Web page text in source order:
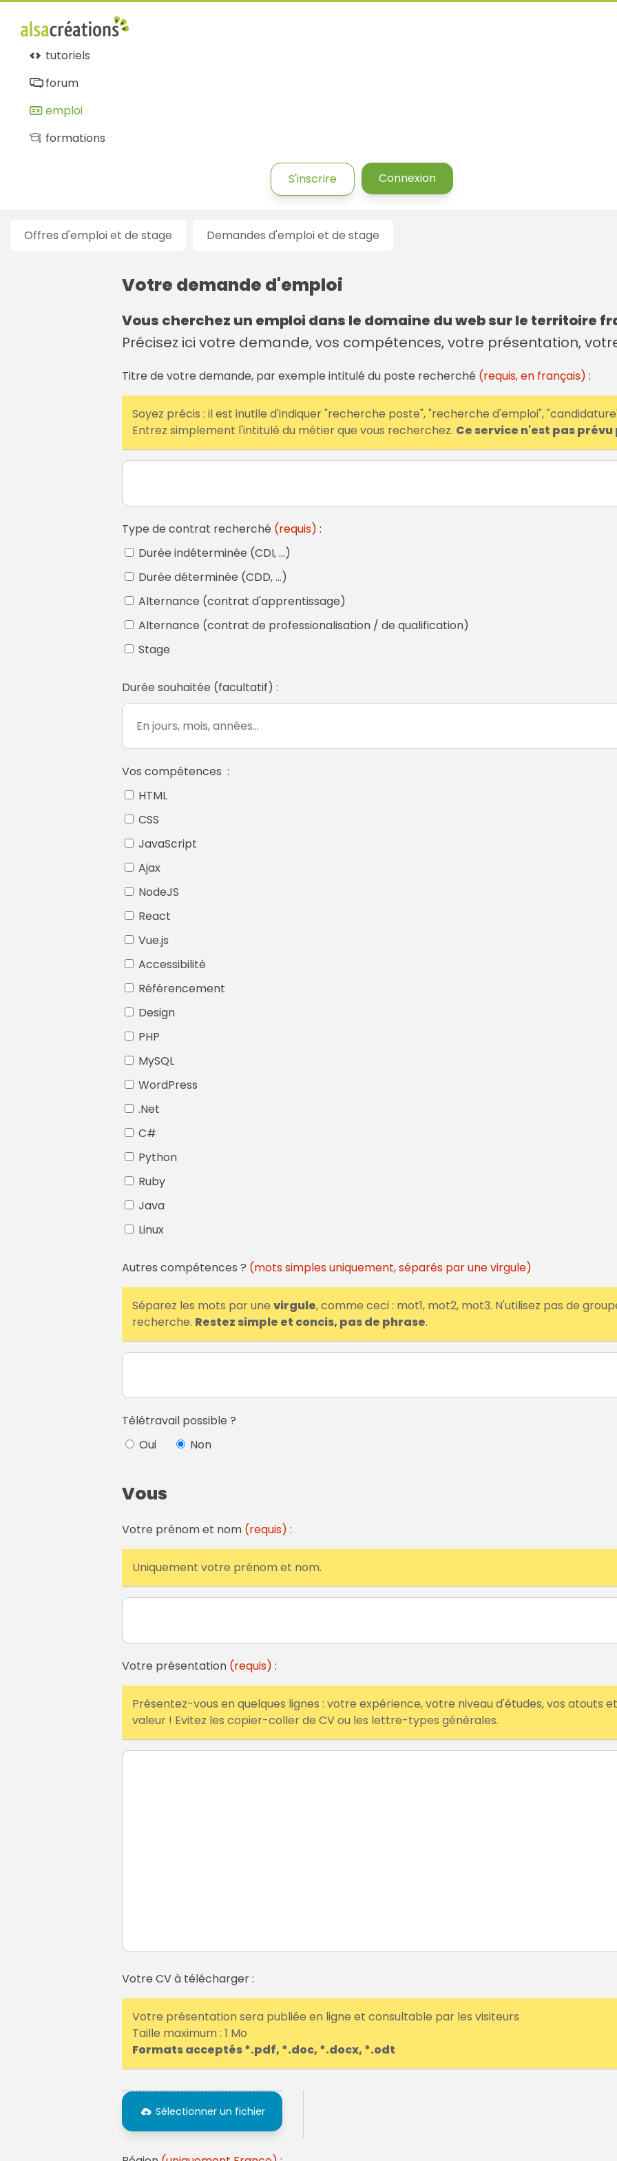
Alsacréations
emploi
tutoriels
forum
emploi
formations
S'inscrire Connexion
Offres d'emploi et de stage Demandes d'emploi et de stage
Votre demande d'emploi
Vous cherchez un emploi dans le domaine du websur le territoire
Précisez ici votre demande, vos compétences, votre présentation,
Titre de votre demande, par exemple intitulé du poste recherché (requis, en français) :
Soyez précis : il est inutile d'indiquer "recherche poste", "recherche d'emploi",
Entrez simplement l'intitulé du métier que vous recherchez. Ce service n'est pas
Type de contrat recherché (requis) :
Durée indéterminée (CDI, …)
Durée déterminée (CDD, …)
Alternance (contrat d'apprentissage)
Alternance (contrat de professionalisation / de qualification)
Stage
Durée souhaitée (facultatif) :
Vos compétences :
HTML
CSS
JavaScript
Ajax
NodeJS
React
Vue.js
Accessibilité
Référencement
Design
PHP
MySQL
WordPress
.Net
C#
Python
Ruby
Java
Linux
Autres compétences ? (mots simples uniquement, séparés par une virgule)
Séparez les mots par une virgule, comme ceci : mot1, mot2, mot3. N'utilisez pas de
recherche. Restez simple et concis, pas de phrase.
Télétravail possible ?
Oui
Non
Vous
Votre prénom et nom (requis) :
Uniquement votre prénom et nom.
Votre présentation (requis) :
Présentez-vous en quelques lignes : votre expérience, votre niveau d'études, vos atouts
valeur ! Evitez les copier-coller de CV ou les lettre-types générales.
Votre CV à télécharger :
Votre présentation sera publiée en ligne et consultable par les visiteurs
Taille maximum : 1 Mo
Formats acceptés *.pdf, *.doc, *.docx, *.odt
Sélectionner un fichier